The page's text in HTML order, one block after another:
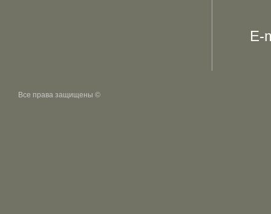
E-
Все права защищены ©